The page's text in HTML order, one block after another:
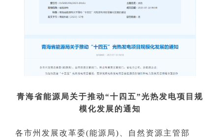
青海省能源局关于推动“十四五”光热发电项目规
模化发展的通知
各市州发展改革委(能源局)、自然资源主管部